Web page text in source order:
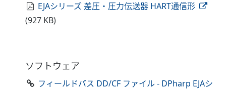
EJAシリーズ 差圧・圧力伝送器 HART通信形
(927 KB)
ソフトウェア
フィールドバス DD/CF ファイル - DPharp EJAシ